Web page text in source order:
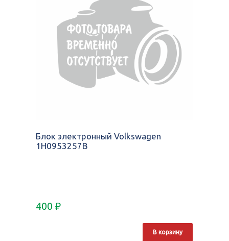
Блок электронный Volkswagen
1H0953257B
400 ₽
В корзину